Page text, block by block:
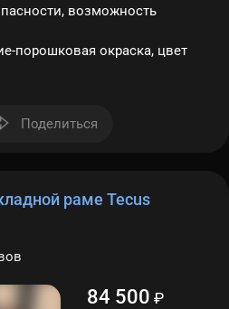
возможность
порошковая окраска, цвет
Поделиться
раме Tecus
84 500 ₽